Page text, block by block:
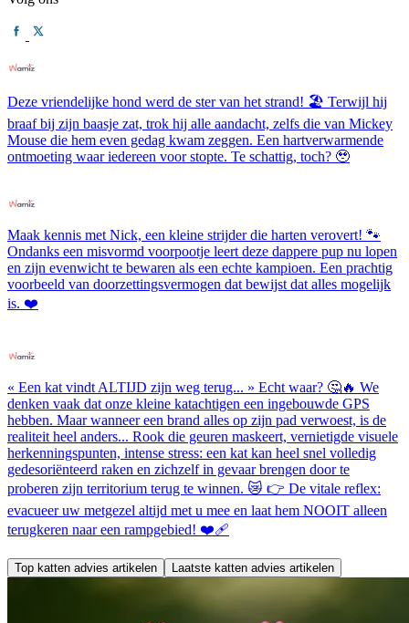
Deze vriendelijke hond werd de ster van het strand! 🏖️ Terwijl hij
braaf bij zijn baasje zat, trok hij alle aandacht, zelfs die van Mickey
Mouse die hem even gedag kwam zeggen. Een hartverwarmende
ontmoeting waar iedereen voor stopte. Te schattig, toch? 🥹
Maak kennis met Nick, een kleine strijder die harten verovert! 🐾
Ondanks een misvormd voorpootje leert deze dappere pup nu lopen
en zijn evenwicht te bewaren als een echte kampioen. Een prachtig
voorbeeld van doorzettingsvermogen dat bewijst dat alles mogelijk
is. ❤️
« Een kat vindt ALTIJD zijn weg terug... » Echt waar? 🤔🔥 We
denken vaak dat onze kleine katachtigen een ingebouwde GPS
hebben. Maar wanneer een brand alles op zijn pad verwoest, is de
realiteit heel anders... Rook die geuren maskeert, vernietigde visuele
herkenningspunten, intense stress: een kat kan heel snel volledig
gedesoriënteerd raken en zichzelf in gevaar brengen door te
proberen zijn territorium terug te winnen. 😿 👉 De vitale reflex:
evacueer uw metgezel altijd met u mee en laat hem NOOIT alleen
terugkeren naar een rampgebied! ❤️‍🩹
Top katten advies artikelen Laatste katten advies artikelen